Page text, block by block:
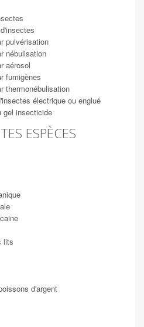
pulvérisation
nébulisation
aérosol
fumigènes
thermonébulisation
électrique ou englué
gel insecticide
ESPÈCES
lits
d'argent